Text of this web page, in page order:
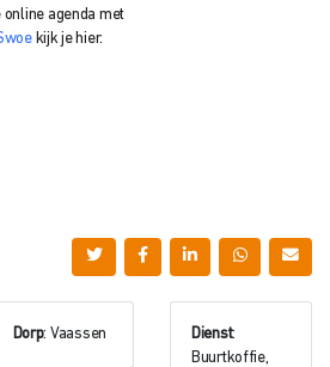
agenda met
kijk je hier.
Dorp: Vaassen Dienst:
Buurtkoffie,